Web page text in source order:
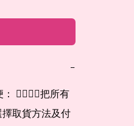
−
擇取貨方法及付